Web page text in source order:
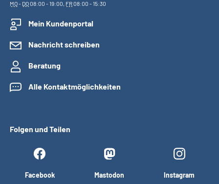
MO- DO08:00 - 19:00, FR08:00 - 15:30
Mein Kundenportal
Nachricht schreiben
Beratung
Alle Kontaktmöglichkeiten
Folgen und Teilen
Facebook Mastodon Instagram